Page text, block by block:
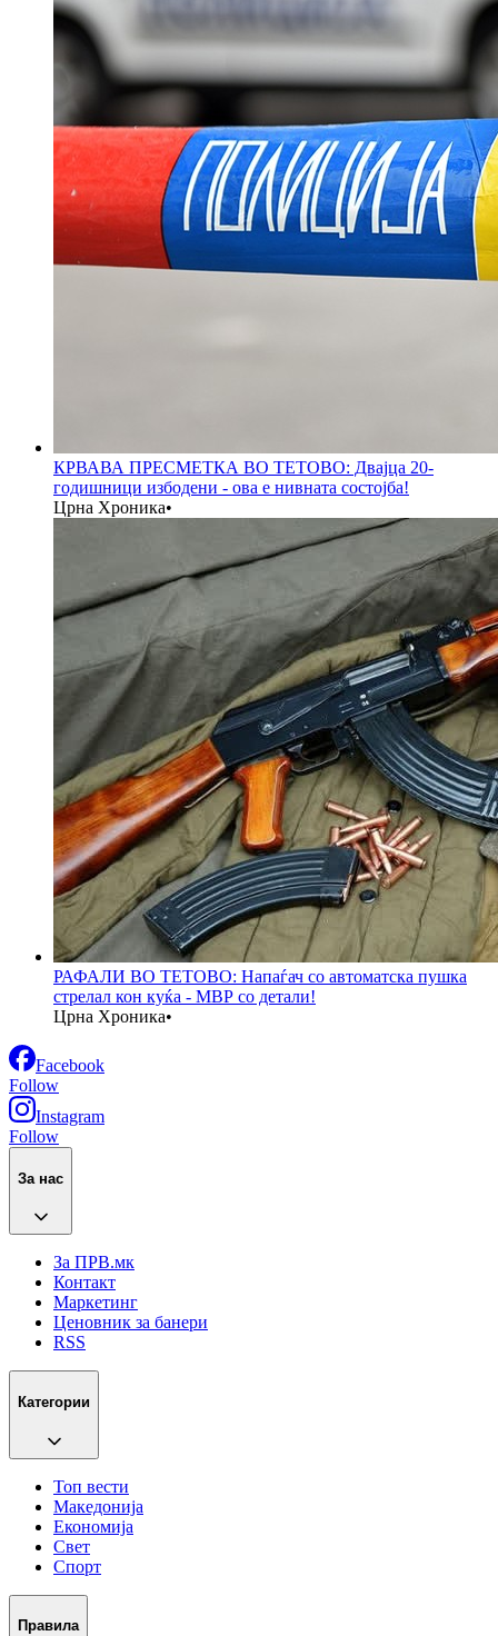
КРВАВА ПРЕСМЕТКА ВО ТЕТОВО: Двајца 20-
годишници избодени - ова е нивната состојба!
Црна Хроника•
РАФАЛИ ВО ТЕТОВО: Напаѓач со автоматска пушка
стрелал кон куќа - МВР со детали!
Црна Хроника•
Facebook
Follow
Instagram
Follow
За нас
За ПРВ.мк
Контакт
Маркетинг
Ценовник за банери
RSS
Категории
Топ вести
Македонија
Економија
Свет
Спорт
Правила